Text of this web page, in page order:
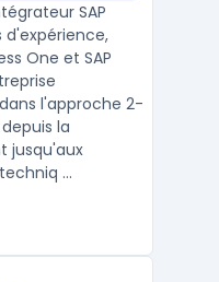
SAP
d'expérience,
One et SAP
l'approche 2-
la
jusqu'aux
...